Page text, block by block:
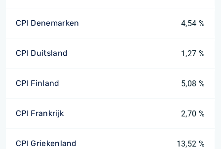
CPI Denemarken 4,54 %
CPI Duitsland 1,27 %
CPI Finland 5,08 %
CPI Frankrijk 2,70 %
CPI Griekenland 13,52 %